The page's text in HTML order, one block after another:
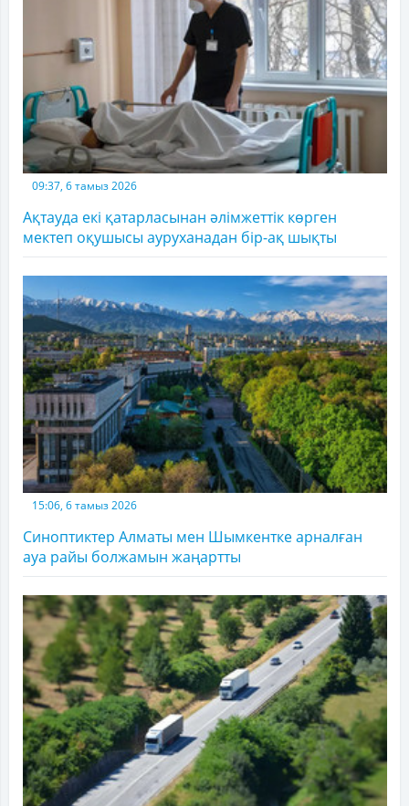
09:37, 6 тамыз 2026
Ақтауда екі қатарласынан әлімжеттік көрген
мектеп оқушысы ауруханадан бір-ақ шықты
15:06, 6 тамыз 2026
Синоптиктер Алматы мен Шымкентке арналған
ауа райы болжамын жаңартты